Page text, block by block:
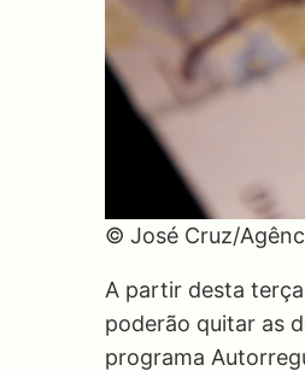
© José Cruz/
A partir desta
poderão quitar as
programa